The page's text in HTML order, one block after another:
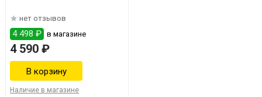
нет отзывов
4 498 ₽ в магазине
4 590 ₽
Наличие в магазине